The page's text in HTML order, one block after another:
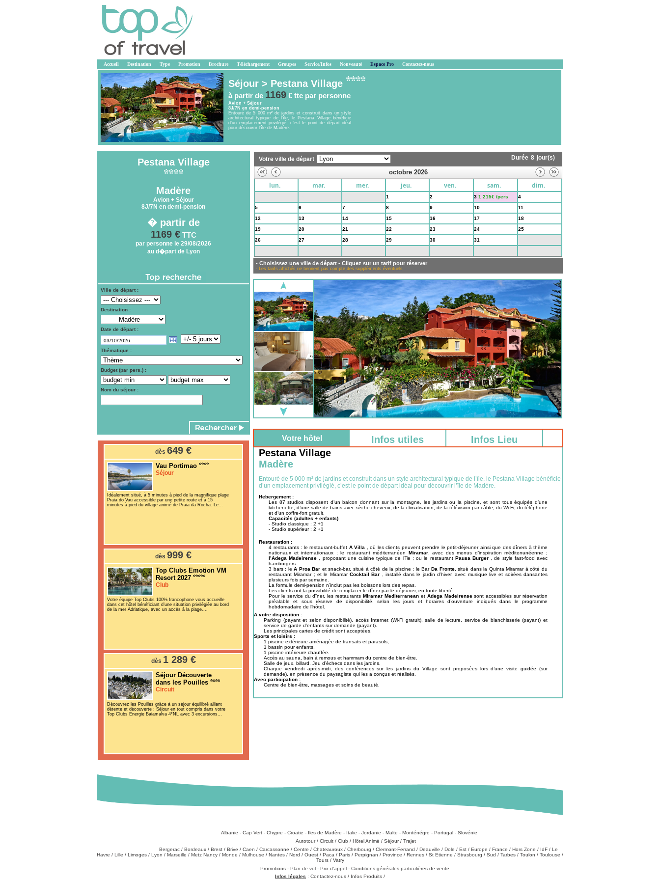
Accueil Destination Type Promotion Brochure Téléchargement Groupes Service/Infos Nouveauté Espace Pro Contactez-nous
Séjour > Pestana Village
à partir de 1169 € ttc par personne
Avion + Séjour
8J/7N en demi-pension
Entouré de 5 000 m² de jardins et construit dans un style
architectural typique de l’île, le Pestana Village bénéficie
d’un emplacement privilégié, c’est le point de départ idéal
pour découvrir l’île de Madère.
Pestana Village
Madère
Avion + Séjour
8J/7N en demi-pension
� partir de
1169 €TTC
par personne le 29/08/2026
au d�part de Lyon
Ville de départ :
Destination :
Date de départ :
Thématique :
Budget (par pers.) :
Nom du séjour :
dès 649 €
Vau Portimao
Séjour
Idéalement situé, à 5 minutes à pied de la magnifique plage
Praia do Vau accessible par une petite route et à 15
minutes à pied du village animé de Praia da Rocha. Le...
dès 999 €
Top Clubs Emotion VM
Resort 2027
Club
Votre équipe Top Clubs 100% francophone vous accueille
dans cet hôtel bénéficiant d’une situation privilégiée au bord
de la mer Adriatique, avec un accès à la plage....
dès 1 289 €
Séjour Découverte
dans les Pouilles
Circuit
Découvrez les Pouilles grâce à un séjour équilibré alliant
détente et découverte : Séjour en tout compris dans votre
Top Clubs Energie Baiamalva 4*NL avec 3 excursions...
Votre ville de départ Durée 8 jour(s)
octobre 2026
lun.
mar. mer. jeu. ven. sam. dim.
1 2 3 1 215€ /pers
4
5
6 7 8 9 10
11
12
13 14 15 16 17
18
19
20 21 22 23 24
25
26
27 28 29 30 31
- Choisissez une ville de départ - Cliquez sur un tarif pour réserver
- Les tarifs affichés ne tiennent pas compte des suppléments éventuels
Votre hôtel Infos utiles
Infos Lieu
Pestana Village
Madère
Entouré de 5 000 m² de jardins et construit dans un style architectural typique de l’île, le Pestana Village bénéficie
d’un emplacement privilégié, c’est le point de départ idéal pour découvrir l’île de Madère.
Hebergement :
Les 87 studios disposent d’un balcon donnant sur la montagne, les jardins ou la piscine, et sont tous équipés d’une
kitchenette, d’une salle de bains avec sèche-cheveux, de la climatisation, de la télévision par câble, du Wi-Fi, du téléphone
et d’un coffre-fort gratuit.
Capacités (adultes + enfants)
- Studio classique : 2 +1
- Studio supérieur : 2 +1
Restauration :
4 restaurants : le restaurant-buffet A Villa
, où les clients peuvent prendre le petit-déjeuner ainsi que des dîners à thème
nationaux et internationaux ; le restaurant méditerranéen Miramar, avec des menus d’inspiration méditerranéenne ;
l’Adega Madeirense
, proposant une cuisine typique de l’île ; ou le restaurant Pausa Burger
, de style fast-food avec
hamburgers.
3 bars : leA Proa Bar et snack-bar, situé à côté de la piscine ; le BarDa Fronte, situé dans la Quinta Miramar à côté du
restaurant Miramar ; et le Miramar Cocktail Bar
, installé dans le jardin d’hiver, avec musique live et soirées dansantes
plusieurs fois par semaine.
La formule demi-pension n’inclut pas les boissons lors des repas.
Les clients ont la possibilité de remplacer le dîner par le déjeuner, en toute liberté.
Pour le service du dîner, les restaurantsMiramar Mediterraneanet Adega Madeirensesont accessibles sur réservation
préalable et sous réserve de disponibilité, selon les jours et horaires d’ouverture indiqués dans le programme
hebdomadaire de l’hôtel.
A votre disposition :
Parking (payant et selon disponibilité), accès Internet (Wi-Fi gratuit), salle de lecture, service de blanchisserie (payant) et
service de garde d’enfants sur demande (payant).
Les principales cartes de crédit sont acceptées.
Sports et loisirs :
1 piscine extérieure aménagée de transats et parasols,
1 bassin pour enfants,
1 piscine intérieure chauffée.
Accès au sauna, bain à remous et hammam du centre de bien-être.
Salle de jeux, billard. Jeu d’échecs dans les jardins.
Chaque vendredi après-midi, des conférences sur les jardins du Village sont proposées lors d’une visite guidée (sur
demande), en présence du paysagiste qui les a conçus et réalisés.
Avec participation :
Centre de bien-être, massages et soins de beauté.
Albanie - Cap Vert- Chypre - Croatie - Iles de Madère - Italie - Jordanie - Malte - Monténégro - Portugal- Slovénie
Autotour/ Circuit / Club / Hôtel Animé / Séjour/ Trajet
Bergerac / Bordeaux / Brest / Brive / Caen / Carcassonne / Centre / Chateauroux / Cherbourg / Clermont-Ferrand / Deauville / Dole / Est / Europe / France / Hors Zone / IdF / Le
Havre / Lille / Limoges / Lyon / Marseille / Metz Nancy / Monde / Mulhouse / Nantes / Nord / Ouest / Paca / Paris / Perpignan / Province / Rennes / St Etienne / Strasbourg / Sud / Tarbes / Toulon / Toulouse /
Tours/ Vatry
Promotions - Plan de vol - Prix d'appel - Conditions générales particulières de vente
Infos légales : Contactez-nous / Infos Produits /